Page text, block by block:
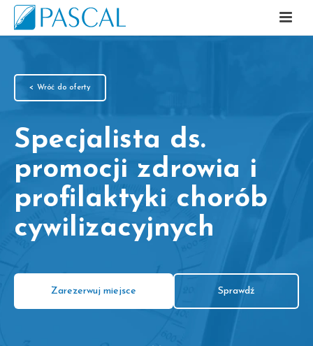
< Wróć do oferty
Specjalista ds.
promocji zdrowia i
profilaktyki chorób
cywilizacyjnych
Zarezerwuj miejsce Sprawdź